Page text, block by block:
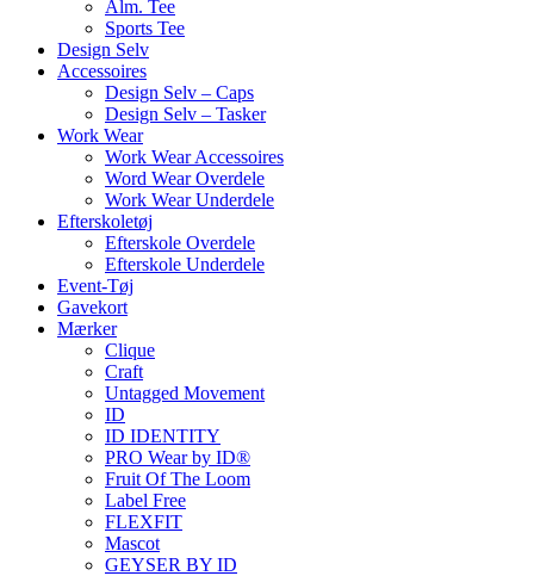
Alm. Tee
Sports Tee
Design Selv
Accessoires
Design Selv – Caps
Design Selv – Tasker
Work Wear
Work Wear Accessoires
Word Wear Overdele
Work Wear Underdele
Efterskoletøj
Efterskole Overdele
Efterskole Underdele
Event-Tøj
Gavekort
Mærker
Clique
Craft
Untagged Movement
ID
ID IDENTITY
PRO Wear by ID®
Fruit Of The Loom
Label Free
FLEXFIT
Mascot
GEYSER BY ID